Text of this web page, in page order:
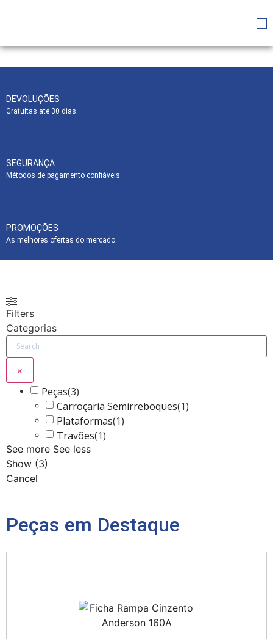
DEVOLUÇÕES
Gratuitas até 30 dias.
SEGURANÇA
Métodos de pagamento confiáveis.
PROMOÇÕES
As melhores ofertas do mercado.
Filters
Categorias
×
Peças(3)
Carroçaria Semirreboques(1)
Plataformas(1)
Travões(1)
See more See less
Show (3)
Cancel
Peças em Destaque